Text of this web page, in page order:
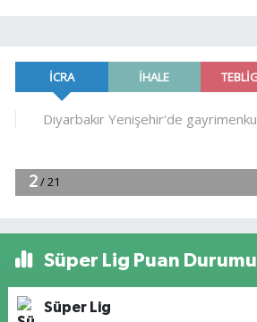
Süper Lig Puan Durumu
Süper Lig